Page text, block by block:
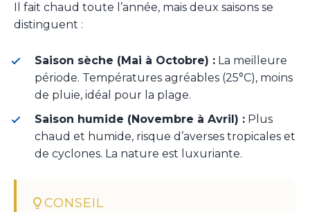
Il fait chaud toute l’année, mais deux saisons se
distinguent :
Saison sèche (Mai à Octobre) : La meilleure
période. Températures agréables (25°C), moins
de pluie, idéal pour la plage.
Saison humide (Novembre à Avril) : Plus
chaud et humide, risque d’averses tropicales et
de cyclones. La nature est luxuriante.
CONSEIL